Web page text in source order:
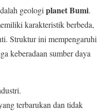
geologi planet Bumi.
karakteristik berbeda,
Struktur ini mempengaruhi
keberadaan sumber daya
terbarukan dan tidak